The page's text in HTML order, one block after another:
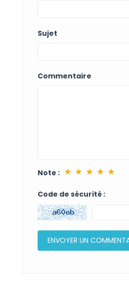
Sujet
Commentaire
Note : ★ ★ ★ ★ ★
Code de sécurité :